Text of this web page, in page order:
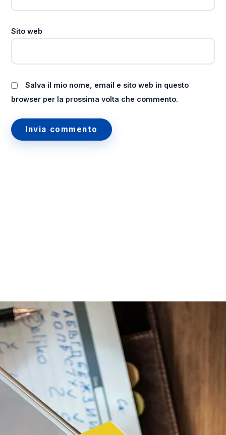
Sito web
Salva il mio nome, email e sito web in questo
browser per la prossima volta che commento.